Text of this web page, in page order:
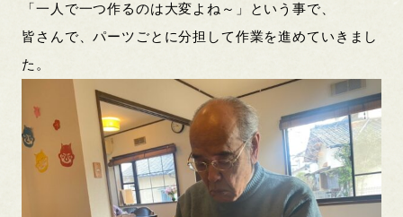
「一人で一つ作るのは大変よね～」という事で、
皆さんで、パーツごとに分担して作業を進めていきまし
た。